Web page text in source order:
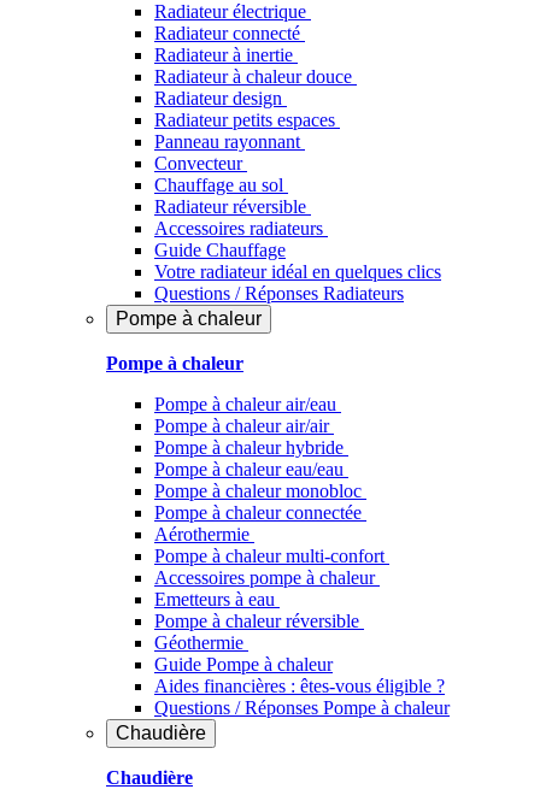
Radiateur électrique
Radiateur connecté
Radiateur à inertie
Radiateur à chaleur douce
Radiateur design
Radiateur petits espaces
Panneau rayonnant
Convecteur
Chauffage au sol
Radiateur réversible
Accessoires radiateurs
Guide Chauffage
Votre radiateur idéal en quelques clics
Questions / Réponses Radiateurs
Pompe à chaleur
Pompe à chaleur
Pompe à chaleur air/eau
Pompe à chaleur air/air
Pompe à chaleur hybride
Pompe à chaleur​ eau/eau
Pompe à chaleur monobloc
Pompe à chaleur connectée
Aérothermie
Pompe à chaleur multi-confort
Accessoires pompe à chaleur
Emetteurs à eau
Pompe à chaleur réversible
Géothermie
Guide Pompe à chaleur
Aides financières : êtes-vous éligible ?
Questions / Réponses Pompe à chaleur
Chaudière
Chaudière